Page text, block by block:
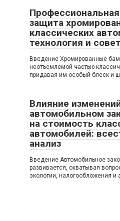
защита
классических
технология и
Введение Хромированные
неотъемлемой частью
придавая им особый блеск и
Влияние
автомобильном
на стоимость
автомобилей:
анализ
Введение Автомобильное
развивается, охватывая
экологии, налогообложения и